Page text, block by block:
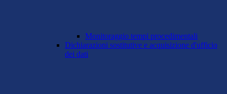
Monitoraggio tempi procedimentali
Dichiarazioni sostitutive e acquisizione d'ufficio
dei dati